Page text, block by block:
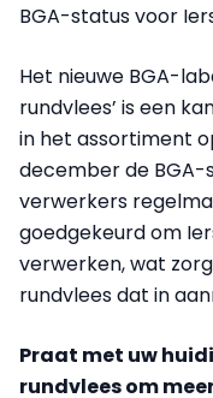
BGA-status voor
Het nieuwe BGA-
rundvlees’ is een
in het assortiment
december de
verwerkers
goedgekeurd om
verwerken, wat
rundvlees dat in
Praat met uw
rundvlees om